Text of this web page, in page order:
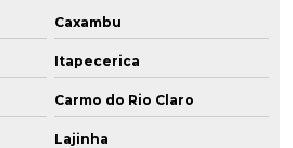
Caxambu
Itapecerica
Carmo do Rio Claro
Lajinha